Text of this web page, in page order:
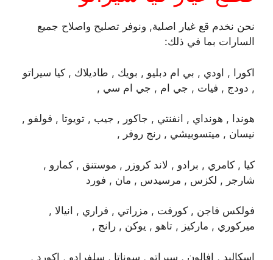
نحن نخدم قع غيار اصلية, ونوفر تصليح واصلاح جميع
السارات بما في ذلك:
اكورا , اودي , بي ام دبليو , بويك , طاديلاك , كيا سيراتو
, دودج , فيات , جي ام , جي ام سي ,
هوندا , هونداي , انفنتي , جاكور , جيب , تويوتا , فولفو ,
نيسان , ميتسوبيشي , رنج روفر ,
كيا , كامري , برادو , لاند كروزر , موستنق , كمارو ,
شارجر , لكزس , مرسيدس , مان , فورد
فولكس فاجن , كورفت , مزراتي , فراري , انيالا ,
ميركوري , ماركيز , تاهو , يوكن , رانج ,
اسكاليد , افالون , سيراتو , سوناتا , سلفرادو , اكورد ,